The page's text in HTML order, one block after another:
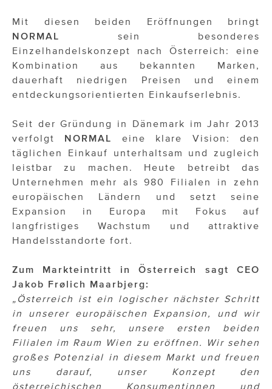
Mit diesen beiden Eröffnungen bringt
NORMAL
sein besonderes
Einzelhandelskonzept nach Österreich: eine
Kombination aus bekannten Marken,
dauerhaft niedrigen Preisen und einem
entdeckungsorientierten Einkaufserlebnis.
Seit der Gründung in Dänemark im Jahr 2013
verfolgt NORMAL
eine klare Vision: den
täglichen Einkauf unterhaltsam und zugleich
leistbar zu machen. Heute betreibt das
Unternehmen mehr als 980 Filialen in zehn
europäischen Ländern und setzt seine
Expansion in Europa mit Fokus auf
langfristiges Wachstum und attraktive
Handelsstandorte fort.
Zum Markteintritt in Österreich sagt CEO
Jakob Frølich Maarbjerg:
„Österreich ist ein logischer nächster Schritt
in unserer europäischen Expansion, und wir
freuen uns sehr, unsere ersten beiden
Filialen im Raum Wien zu eröffnen. Wir sehen
großes Potenzial in diesem Markt und freuen
uns darauf, unser Konzept den
österreichischen Konsumentinnen und